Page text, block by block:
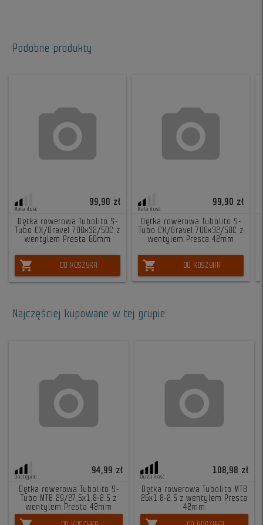
Podobne produkty
Mała ilość
99,90 zł
Dętka rowerowa Tubolito S-
Tubo CX/Gravel 700x32/50C z
wentylem Presta 60mm
shopping_cart DO KOSZYKA
Mała ilość
99,90 zł
Dętka rowerowa Tubolito S-
Tubo CX/Gravel 700x32/50C z
wentylem Presta 42mm
shopping_cart DO KOSZYKA
Najczęściej kupowane w tej grupie
Dostępne
94,99 zł
Dętka rowerowa Tubolito S-
Tubo MTB 29/27,5x1.8-2.5 z
wentylem Presta 42mm
Duża ilość
108,98 zł
Dętka rowerowa Tubolito MTB
26x1.8-2.5 z wentylem Presta
42mm